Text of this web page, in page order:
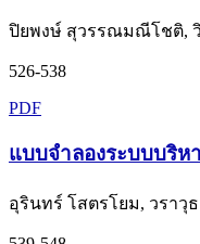
ปิยพงษ์ สุวรรณมณีโชติ, วิ
526-538
PDF
แบบจำลองระบบบริห
อุรินทร์ โสตรโยม, วราวุ